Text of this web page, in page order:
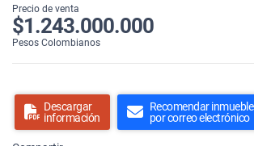
Precio de venta
$1.243.000.000
Pesos Colombianos
Descargar
información
Recomendar inmueble
por correo electrónico